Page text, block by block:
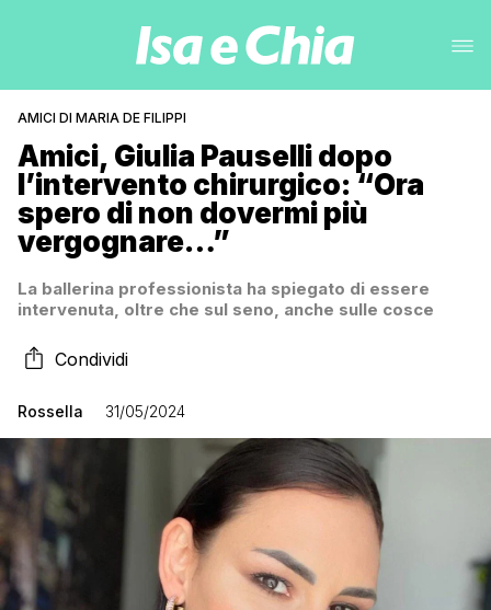
AMICI DI MARIA DE FILIPPI
Amici, Giulia Pauselli dopo
l’intervento chirurgico: “Ora
spero di non dovermi più
vergognare…”
La ballerina professionista ha spiegato di essere
intervenuta, oltre che sul seno, anche sulle cosce
Condividi
Rossella 31/05/2024